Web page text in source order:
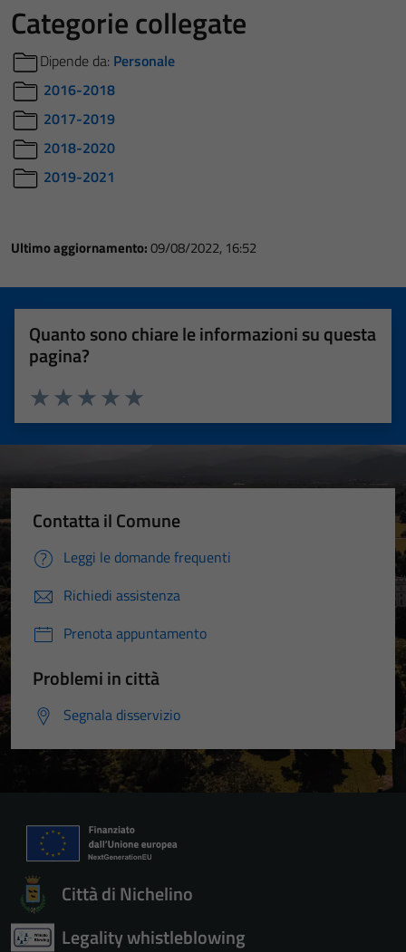
Categorie collegate
Dipende da: Personale
2016-2018
2017-2019
2018-2020
2019-2021
Ultimo aggiornamento:09/08/2022, 16:52
Quanto sono chiare le informazioni su questa
pagina?
Valuta 5 stelle su 5
Valuta 4 stelle su 5
Valuta 3 stelle su 5
Valuta 2 stelle su 5
Valuta 1 stelle su 5
Contatta il Comune
Leggi le domande frequenti
Richiedi assistenza
Prenota appuntamento
Problemi in città
Segnala disservizio
Città di Nichelino
Legality whistleblowing